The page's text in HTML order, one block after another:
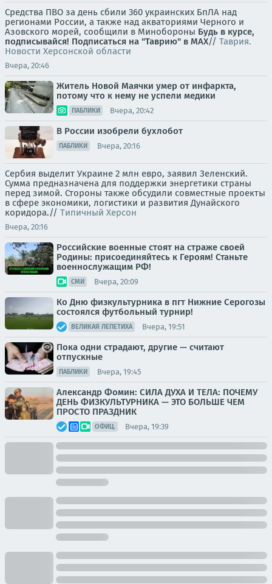
Средства ПВО за день сбили 360 украинских БпЛА над
регионами России, а также над акваториями Черного и
Азовского морей, сообщили в Минобороны Будь в курсе,
подписывайся! Подписаться на "Таврию" в MAX// Таврия.
Новости Херсонской области
Вчера, 20:46
Житель Новой Маячки умер от инфаркта,
потому что к нему не успели медики
ПАБЛИКИ Вчера, 20:42
В России изобрели бухлобот
ПАБЛИКИ Вчера, 20:16
Сербия выделит Украине 2 млн евро, заявил Зеленский.
Сумма предназначена для поддержки энергетики страны
перед зимой. Стороны также обсудили совместные проекты
в сфере экономики, логистики и развития Дунайского
коридора.// Типичный Херсон
Вчера, 20:16
Российские военные стоят на страже своей
Родины: присоединяйтесь к Героям! Станьте
военнослужащим РФ!
СМИ Вчера, 20:09
Ко Дню физкультурника в пгт Нижние Серогозы
состоялся футбольный турнир!
ВЕЛИКАЯ ЛЕПЕТИХА Вчера, 19:51
Пока одни страдают, другие — считают
отпускные
ПАБЛИКИ Вчера, 19:45
Александр Фомин: СИЛА ДУХА И ТЕЛА: ПОЧЕМУ
ДЕНЬ ФИЗКУЛЬТУРНИКА — ЭТО БОЛЬШЕ ЧЕМ
ПРОСТО ПРАЗДНИК
ОФИЦ. Вчера, 19:39